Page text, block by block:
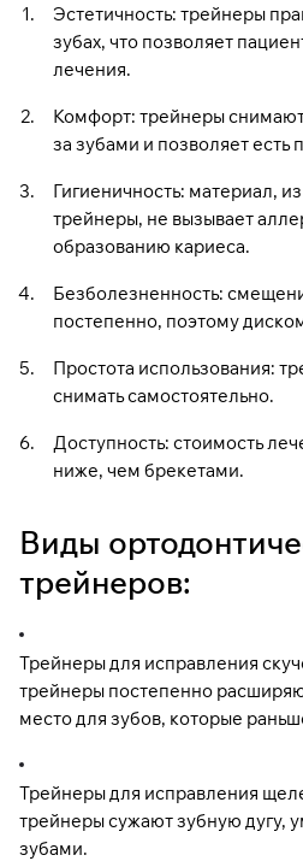
Эстетичность: трейнеры
зубах, что позволяет
лечения.
Комфорт: трейнеры
за зубами и позволяет
Гигиеничность: материал,
трейнеры, не вызывает
образованию кариеса.
Безболезненность:
постепенно, поэтому
Простота использования:
снимать самостоятельно.
Доступность: стоимость
ниже, чем брекетами.
Виды
трейнеров:
Трейнеры для исправления
трейнеры постепенно
место для зубов, которые
Трейнеры для исправления
трейнеры сужают зубную дугу,
зубами.